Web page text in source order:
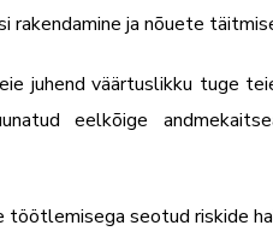
rakendamine ja nõuete
juhend väärtuslikku tuge
eelkõige
töötlemisega seotud riskide